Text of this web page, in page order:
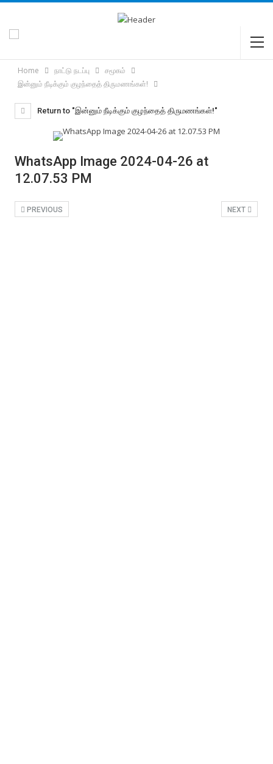
Home நாட்டு நடப்பு
சமூகம்
இன்னும் நீடிக்கும் குழந்தைத் திருமணங்கள்!
Return to "இன்னும் நீடிக்கும் குழந்தைத் திருமணங்கள்!"
WhatsApp Image 2024-04-26 at
12.07.53 PM
NEXT
PREVIOUS